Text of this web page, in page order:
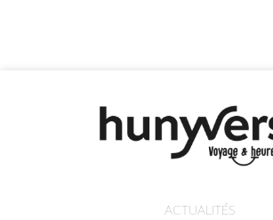
ACTUALITÉS